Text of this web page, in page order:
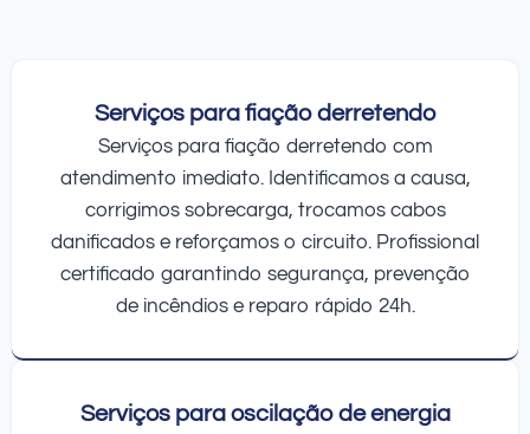
Serviços para fiação derretendo
Serviços para fiação derretendo com
atendimento imediato. Identificamos a causa,
corrigimos sobrecarga, trocamos cabos
danificados e reforçamos o circuito. Profissional
certificado garantindo segurança, prevenção
de incêndios e reparo rápido 24h.
Serviços para oscilação de energia